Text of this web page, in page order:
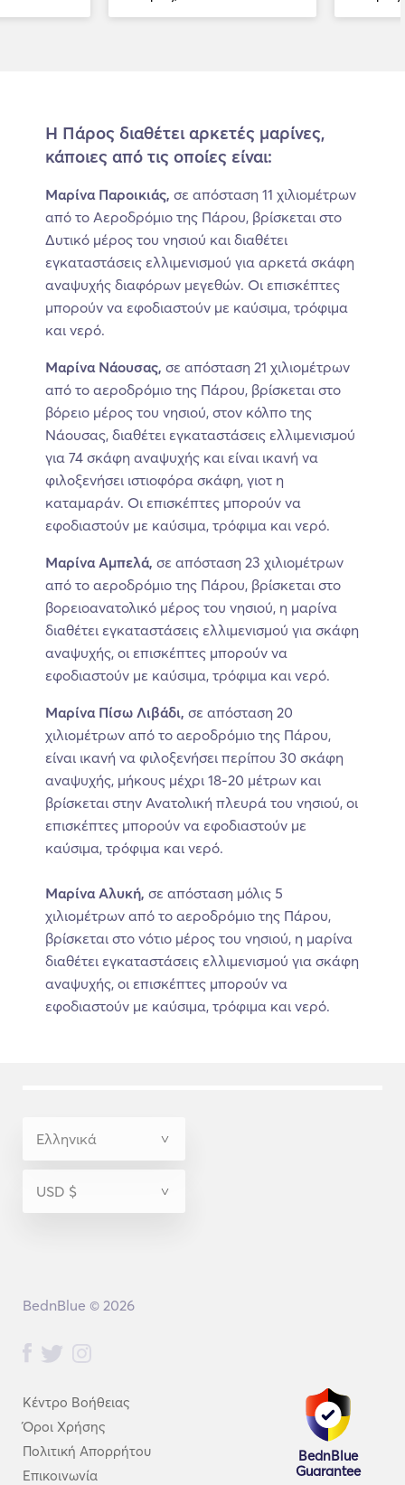
Η Πάρος διαθέτει αρκετές μαρίνες,
κάποιες από τις οποίες είναι:
Μαρίνα Παροικιάς, σε απόσταση 11 χιλιομέτρων
από το Αεροδρόμιο της Πάρου, βρίσκεται στο
Δυτικό μέρος του νησιού και διαθέτει
εγκαταστάσεις ελλιμενισμού για αρκετά σκάφη
αναψυχής διαφόρων μεγεθών. Οι επισκέπτες
μπορούν να εφοδιαστούν με καύσιμα, τρόφιμα
και νερό.
Μαρίνα Νάουσας, σε απόσταση 21 χιλιομέτρων
από το αεροδρόμιο της Πάρου, βρίσκεται στο
βόρειο μέρος του νησιού, στον κόλπο της
Νάουσας, διαθέτει εγκαταστάσεις ελλιμενισμού
για 74 σκάφη αναψυχής και είναι ικανή να
φιλοξενήσει ιστιοφόρα σκάφη, γιοτ η
καταμαράν. Οι επισκέπτες μπορούν να
εφοδιαστούν με καύσιμα, τρόφιμα και νερό.
Μαρίνα Αμπελά, σε απόσταση 23 χιλιομέτρων
από το αεροδρόμιο της Πάρου, βρίσκεται στο
βορειοανατολικό μέρος του νησιού, η μαρίνα
διαθέτει εγκαταστάσεις ελλιμενισμού για σκάφη
αναψυχής, οι επισκέπτες μπορούν να
εφοδιαστούν με καύσιμα, τρόφιμα και νερό.
Μαρίνα Πίσω Λιβάδι, σε απόσταση 20
χιλιομέτρων από το αεροδρόμιο της Πάρου,
είναι ικανή να φιλοξενήσει περίπου 30 σκάφη
αναψυχής, μήκους μέχρι 18-20 μέτρων και
βρίσκεται στην Ανατολική πλευρά του νησιού, οι
επισκέπτες μπορούν να εφοδιαστούν με
καύσιμα, τρόφιμα και νερό.
Μαρίνα Αλυκή, σε απόσταση μόλις 5
χιλιομέτρων από το αεροδρόμιο της Πάρου,
βρίσκεται στο νότιο μέρος του νησιού, η μαρίνα
διαθέτει εγκαταστάσεις ελλιμενισμού για σκάφη
αναψυχής, οι επισκέπτες μπορούν να
εφοδιαστούν με καύσιμα, τρόφιμα και νερό.
Κέντρο Βοήθειας
Όροι Χρήσης
Πολιτική Απορρήτου
Επικοινωνία
BednBlue
Guarantee
BednBlue © 2026